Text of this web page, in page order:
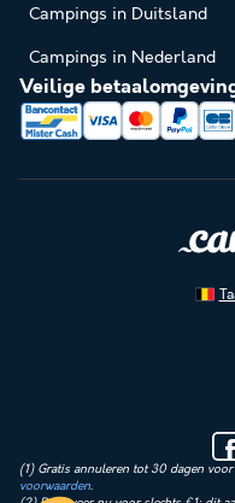
Campings in Duitsland
Campings in Nederland
Veilige
(1) Gratis annuleren tot 30 dagen
voorwaarden.